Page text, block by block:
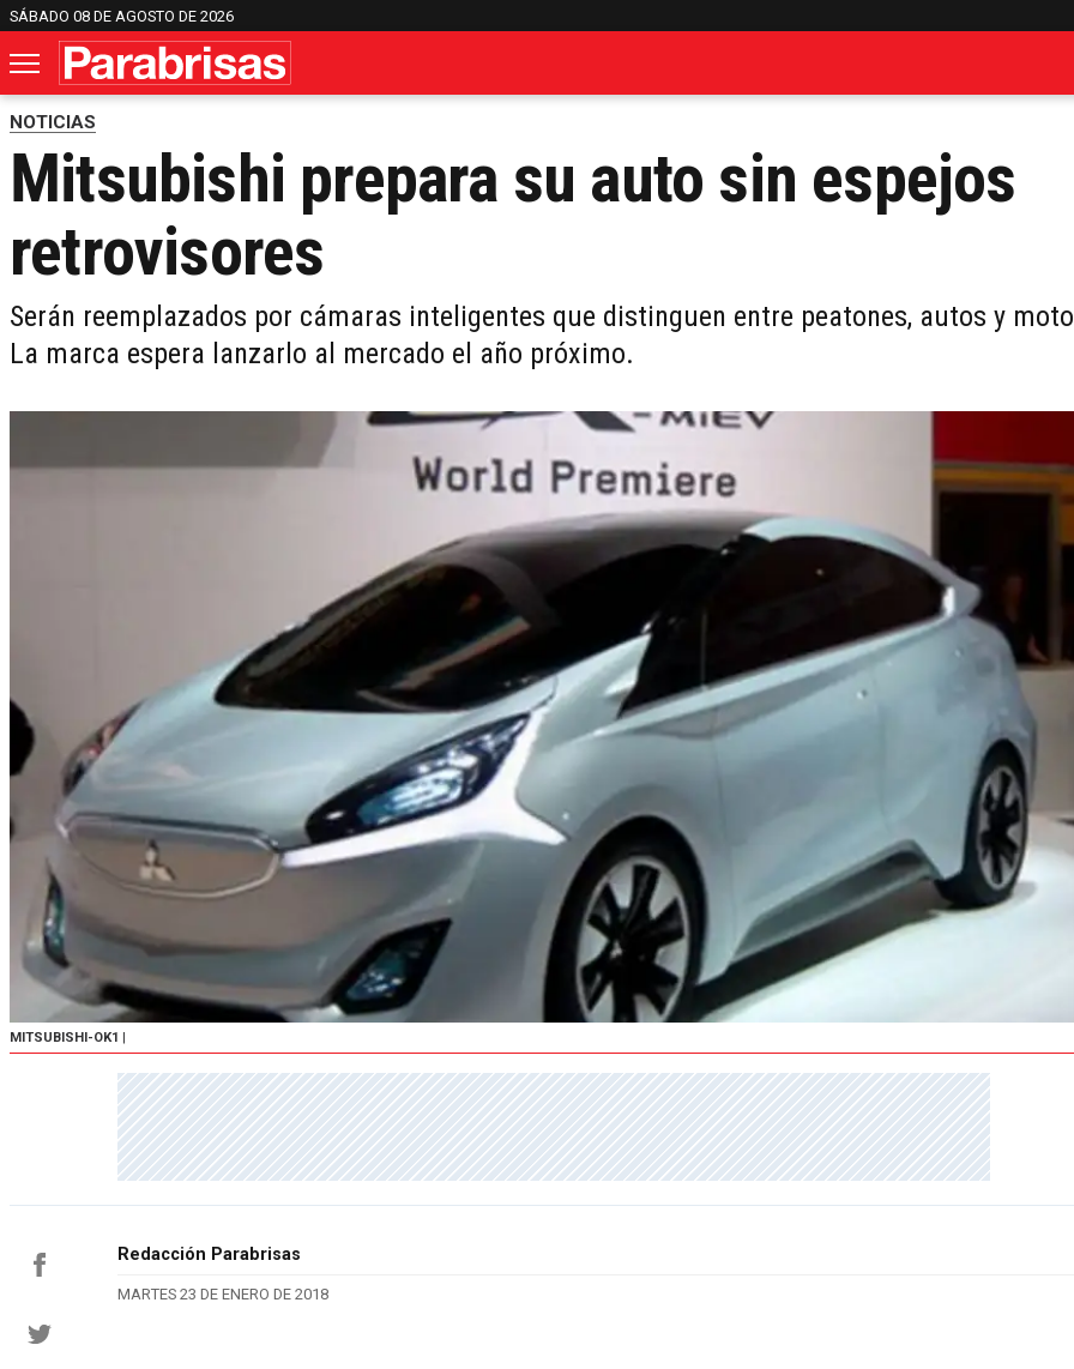
SÁBADO 08 DE AGOSTO DE 2026
NOTICIAS
Mitsubishi prepara su auto sin espejos
retrovisores
Serán reemplazados por cámaras inteligentes que distinguen entre peatones, autos y
La marca espera lanzarlo al mercado el año próximo.
MITSUBISHI-OK1 |
Redacción Parabrisas
MARTES 23 DE ENERO DE 2018